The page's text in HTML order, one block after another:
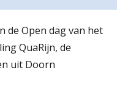
de Open dag van het
QuaRijn, de
uit Doorn